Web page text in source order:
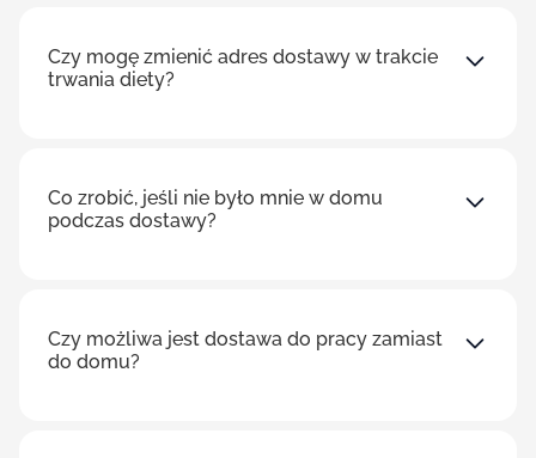
Czy mogę zmienić adres dostawy w trakcie
trwania diety?
Co zrobić, jeśli nie było mnie w domu
podczas dostawy?
Czy możliwa jest dostawa do pracy zamiast
do domu?